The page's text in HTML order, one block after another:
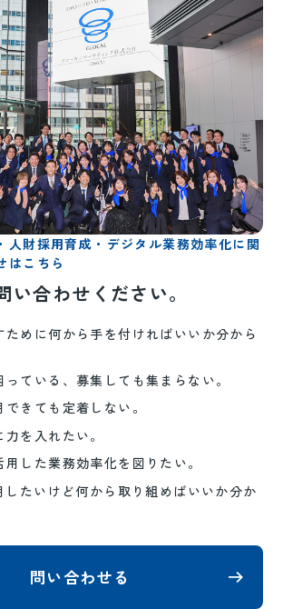
人財採用育成・デジタル業務効率化に関
はこちら
い合わせください。
ために何から手を付ければいいか分から
っている、募集しても集まらない。
きても定着しない。
を入れたい。
した業務効率化を図りたい。
したいけど何から取り組めばいいか分か
問い合わせる